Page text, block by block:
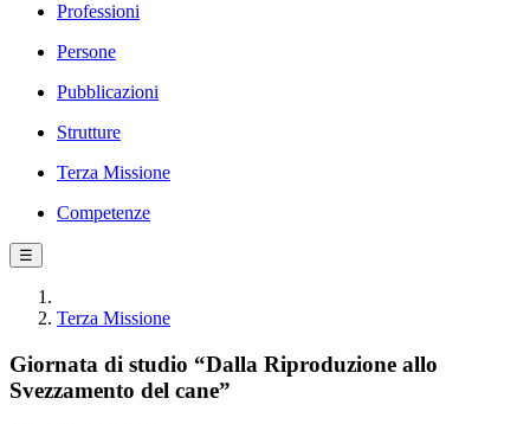
Professioni
Persone
Pubblicazioni
Strutture
Terza Missione
Competenze
☰
Terza Missione
Giornata di studio “Dalla Riproduzione allo
Svezzamento del cane”